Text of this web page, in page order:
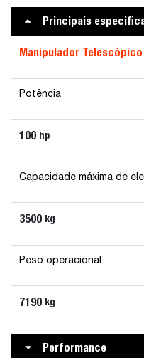
Principais
Manipulador
Potência
100 hp
Capacidade máxima de
3500 kg
Peso operacional
7190 kg
Performance